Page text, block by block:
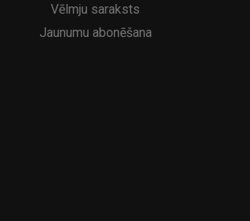
Vēlmju saraksts
Jaunumu abonēšana